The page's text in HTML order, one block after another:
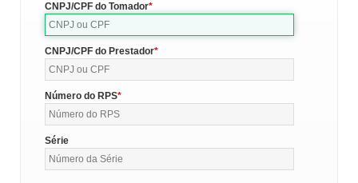
CNPJ/CPF do Tomador
CNPJ/CPF do Prestador
Número do RPS
Série